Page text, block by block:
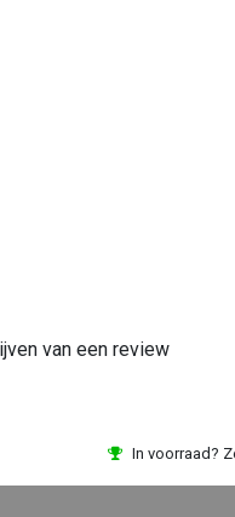
van een review
In voorraad?